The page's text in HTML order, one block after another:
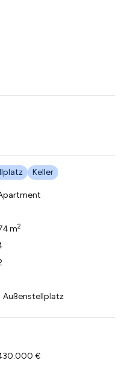
Keller
74 m2
Außenstellplatz
430.000 €